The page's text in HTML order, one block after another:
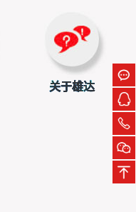
品，就需要有MSDS
是告诉各大航空和船舶
关于雄达